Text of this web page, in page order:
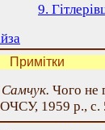
9.
Примітки
Самчук. Чого не
1959 р., с.